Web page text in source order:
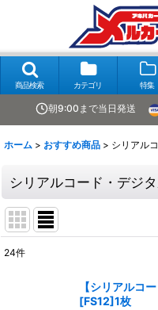
商品検索 カテゴリ 特集
朝9:00まで当日発送
ホーム > おすすめ商品 > シリアル
シリアルコード・デジ
24件
【シリアルコ
[FS12]1枚